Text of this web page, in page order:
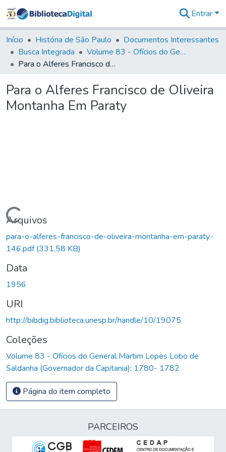
&
Coleções
Tudo na
Biblioteca
Estatísticas
Entrar
Início História de São Paulo
Documentos Interessantes
Busca Integrada
Volume 83 - Ofícios do General Martim Lopes Lobo de Saldanha (Governador da Capitania): 1780- 1782
Para o Alferes Francisco de Oliveira Montanha Em Paraty
Para o Alferes Francisco de Oliveira
Montanha Em Paraty
Carregando...
Arquivos
para-o-alferes-francisco-de-oliveira-montanha-em-paraty-
146.pdf(331,58 KB)
Data
1956
URI
http://bibdig.biblioteca.unesp.br/handle/10/19075
Coleções
Volume 83 - Ofícios do General Martim Lopes Lobo de
Saldanha (Governador da Capitania): 1780- 1782
Página do item completo
PARCEIROS